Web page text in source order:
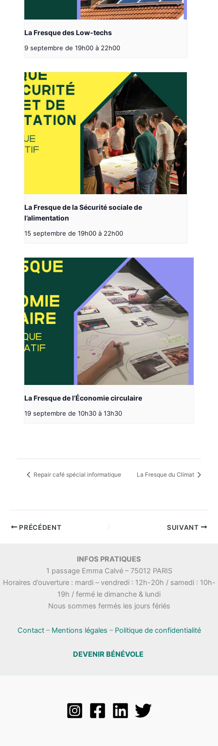
La Fresque des Low-techs
9 septembre de 19h00 à 22h00
La Fresque de la Sécurité sociale de
l’alimentation
15 septembre de 19h00 à 22h00
La Fresque de l’Économie circulaire
19 septembre de 10h30 à 13h30
Repair café spécial informatique La Fresque du Climat
PRÉCÉDENT SUIVANT
INFOS PRATIQUES
1 passage Emma Calvé – 75012 PARIS
Horaires d’ouverture : mardi – vendredi : 12h-20h / samedi : 10h-
19h / fermé le dimanche & lundi
Nous sommes fermés les jours fériés
Contact– Mentions légales – Politique de confidentialité
DEVENIR BÉNÉVOLE